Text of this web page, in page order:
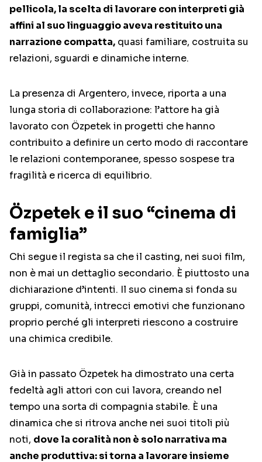
pellicola, la scelta di lavorare con interpreti già
affini al suo linguaggio aveva restituito una
narrazione compatta, quasi familiare, costruita su
relazioni, sguardi e dinamiche interne.
La presenza di Argentero, invece, riporta a una
lunga storia di collaborazione: l’attore ha già
lavorato con Özpetek in progetti che hanno
contribuito a definire un certo modo di raccontare
le relazioni contemporanee, spesso sospese tra
fragilità e ricerca di equilibrio.
Özpetek e il suo “cinema di
famiglia”
Chi segue il regista sa che il casting, nei suoi film,
non è mai un dettaglio secondario. È piuttosto una
dichiarazione d’intenti. Il suo cinema si fonda su
gruppi, comunità, intrecci emotivi che funzionano
proprio perché gli interpreti riescono a costruire
una chimica credibile.
Già in passato Özpetek ha dimostrato una certa
fedeltà agli attori con cui lavora, creando nel
tempo una sorta di compagnia stabile. È una
dinamica che si ritrova anche nei suoi titoli più
noti, dove la coralità non è solo narrativa ma
anche produttiva: si torna a lavorare insieme